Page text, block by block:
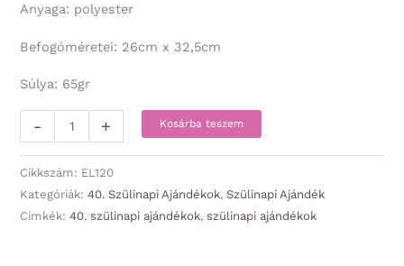
Anyaga: polyester
Befogóméretei: 26cm x 32,5cm
Súlya: 65gr
-
-
Ma
van
a
+ Kosárba teszem
Cikkszám: EL120
Kategóriák:40. Szülinapi Ajándékok,Szülinapi Ajándék
Címkék:40. szülinapi ajándékok,szülinapi ajándékok